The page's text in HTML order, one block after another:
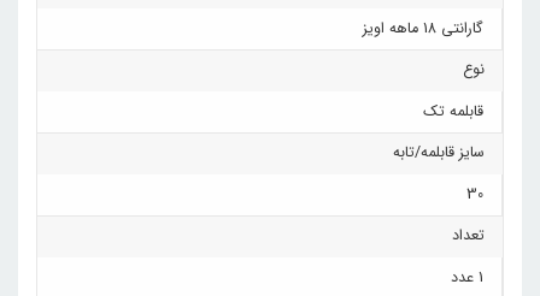
گارانتی 18 ماهه اویز
نوع
قابلمه تک
سایز قابلمه/تابه
30
تعداد
1 عدد